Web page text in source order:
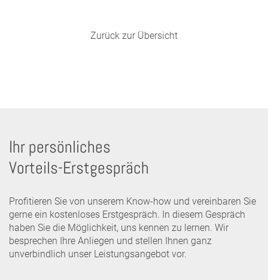
Zurück zur Übersicht
Ihr persönliches
Vorteils-Erstgespräch
Profitieren Sie von unserem Know-how und vereinbaren Sie
gerne ein kostenloses Erstgespräch. In diesem Gespräch
haben Sie die Möglichkeit, uns kennen zu lernen. Wir
besprechen Ihre Anliegen und stellen Ihnen ganz
unverbindlich unser Leistungsangebot vor.